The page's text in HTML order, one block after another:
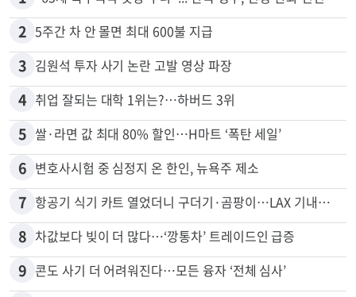
많이 본 뉴스
1
2 5주간 차 안 몰면 최대 600불 지급
3 김원석 투자 사기 논란 고발 영상 파장
4 취업 잘되는 대학 1위는?…하버드 3위
5 쌀·라면 값 최대 80% 할인…H마트 ‘폭탄 세일’
6 변호사시험 중 심정지 온 한인, 뉴욕주 제소
7
8 차값보다 빚이 더 많다…‘깡통차’ 트레이드인 급증